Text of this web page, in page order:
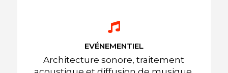
EVÉNEMENTIEL
Architecture sonore, traitement